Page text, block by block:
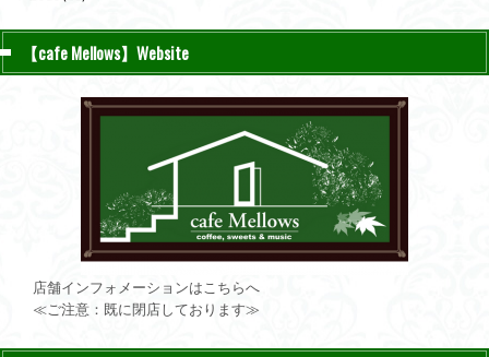
【cafe Mellows】Website
店舗インフォメーションはこちらへ
≪ご注意：既に閉店しております≫